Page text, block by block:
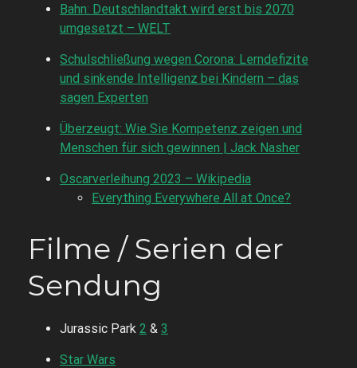
Bahn: Deutschlandtakt wird erst bis 2070
umgesetzt – WELT
Schulschließung wegen Corona: Lerndefizite
und sinkende Intelligenz bei Kindern – das
sagen Experten
Überzeugt: Wie Sie Kompetenz zeigen und
Menschen für sich gewinnen | Jack Nasher
Oscarverleihung 2023 – Wikipedia
Everything Everywhere All at Once?
Filme / Serien der
Sendung
Jurassic Park 2 & 3
Star Wars